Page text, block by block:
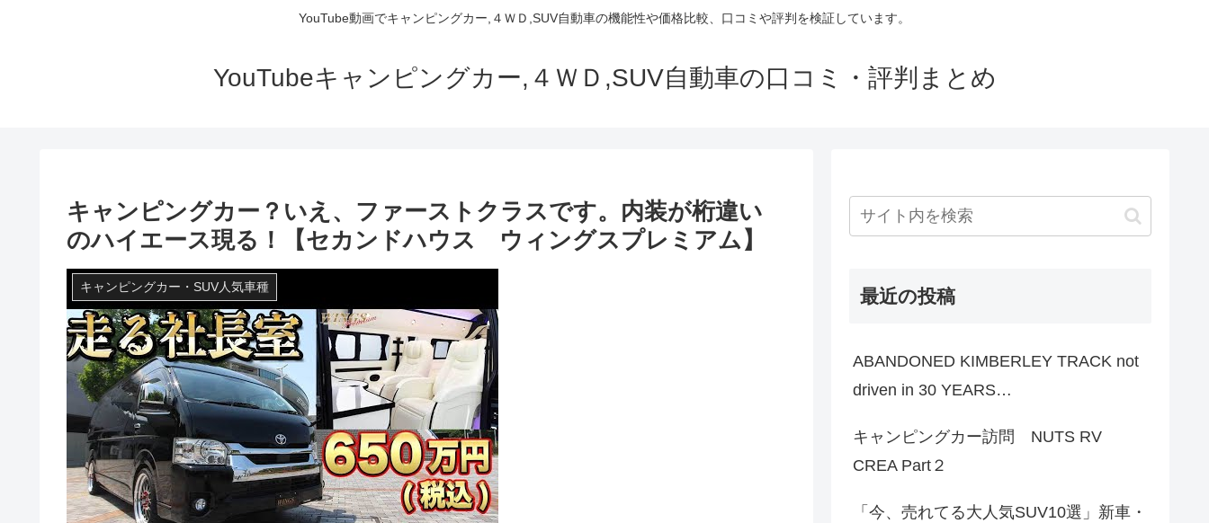
YouTube動画でキャンピングカー,４ＷＤ,SUV自動車の機能性や価格比較、口コミや評判を検証しています。
YouTubeキャンピングカー,４ＷＤ,SUV自動車の口コミ・評判まとめ
キャンピングカー？いえ、ファーストクラスです。内装が桁違い
のハイエース現る！【セカンドハウス ウィングスプレミアム】
キャンピングカー・SUV人気車種 最近の投稿
ABANDONED KIMBERLEY TRACK not
driven in 30 YEARS…
キャンピングカー訪問 NUTS RV
CREA Part２
「今、売れてる大人気SUV10選」新車・